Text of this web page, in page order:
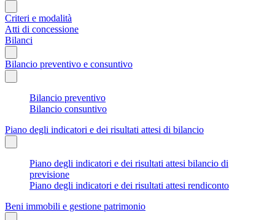
Criteri e modalità
Atti di concessione
Bilanci
Bilancio preventivo e consuntivo
Bilancio preventivo
Bilancio consuntivo
Piano degli indicatori e dei risultati attesi di bilancio
Piano degli indicatori e dei risultati attesi bilancio di
previsione
Piano degli indicatori e dei risultati attesi rendiconto
Beni immobili e gestione patrimonio